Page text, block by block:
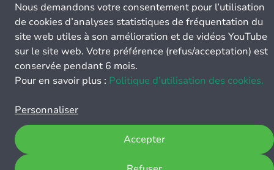
Nous demandons votre consentement pour l’utilisation
de cookies d’analyses statistiques de fréquentation du
site web utiles à son amélioration et de vidéos YouTube
sur le site web. Votre préférence (refus/acceptation) est
conservée pendant 6 mois.
Pour en savoir plus : Politique d’utilisation des cookies.
Personnaliser
Accepter